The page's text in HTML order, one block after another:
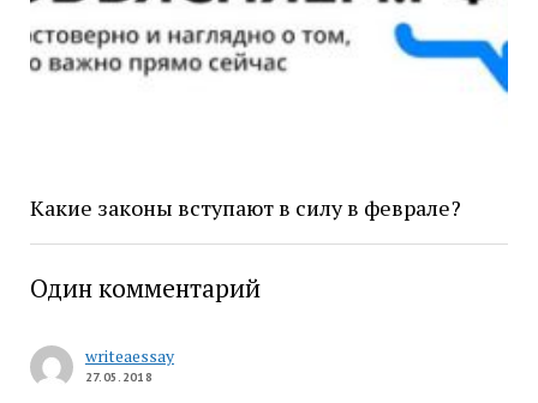
Какие законы вступают в силу в феврале?
Один комментарий
writeaessay
27.05.2018